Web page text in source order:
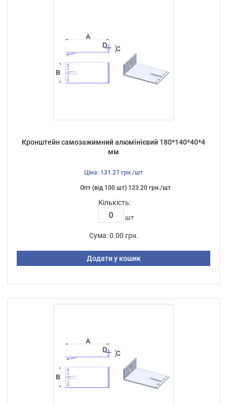
Кронштейн самозажимний алюмінієвий 180*140*40*4
мм
Ціна: 131.27 грн./шт
Опт (від 100 шт) 123.20 грн./шт
Кількість:
шт
Сума: 0.00 грн.
Додати у кошик